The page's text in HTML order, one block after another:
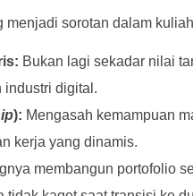
menjadi sorotan dalam
Bukan lagi sekadar nilai
industri digital.
): Mengasah kemampuan
kerja yang dinamis.
membangun portofolio